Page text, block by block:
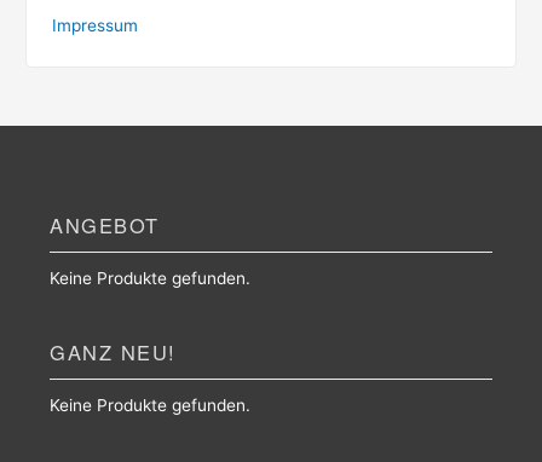
Impressum
ANGEBOT
Keine Produkte gefunden.
GANZ NEU!
Keine Produkte gefunden.